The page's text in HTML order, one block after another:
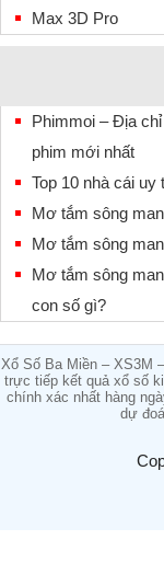
Max 3D Pro
Phimmoi – Địa
phim mới nhất
Top 10 nhà cái uy
Mơ tắm sông
Mơ tắm sông
Mơ tắm sông
con số gì?
Xổ Số Ba Miền – XS3M
trực tiếp kết quả xổ số
chính xác nhất hàng
dự